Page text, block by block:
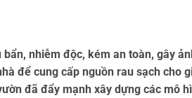
nhiễm độc, kém an toàn, gây
để cung cấp nguồn rau sạch cho
đã đẩy mạnh xây dựng các mô